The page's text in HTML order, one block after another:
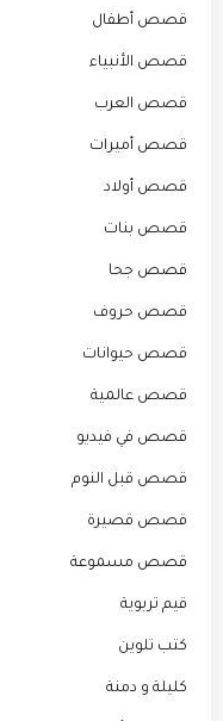
قصص أطفال
قصص الأنبياء
قصص العرب
قصص أميرات
قصص أولاد
قصص بنات
قصص جحا
قصص حروف
قصص حيوانات
قصص عالمية
قصص في فيديو
قصص قبل النوم
قصص قصيرة
قصص مسموعة
قيم تربوية
كتب تلوين
كليلة و دمنة